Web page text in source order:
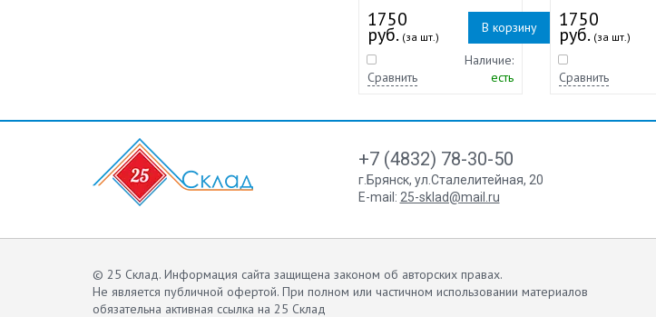
1750
руб. (за шт.)
В корзину
Сравнить
Наличие:
есть
1750
руб. (за шт.)
Сравнить
+7 (4832) 78-30-50
г.Брянск, ул.Сталелитейная, 20
E-mail: 25-sklad@mail.ru
© 25 Склад. Информация сайта защищена законом об авторских правах.
Не является публичной офертой. При полном или частичном использовании материалов
обязательна активная ссылка на 25 Склад